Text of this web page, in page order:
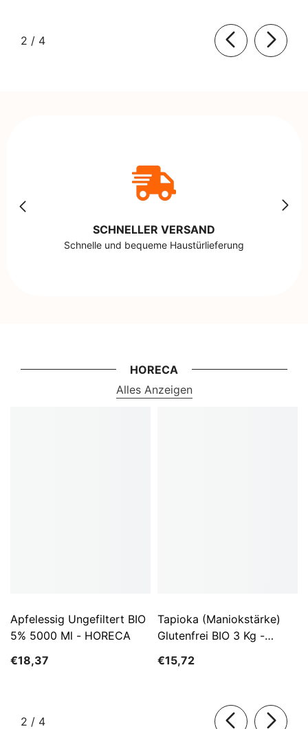
2 / von
4
SCHNELLER VERSAND
Schnelle und bequeme Haustürlieferung
HORECA
Alles Anzeigen
Apfelessig Ungefiltert BIO
5% 5000 Ml - HORECA
€18,37
Tapioka (Maniokstärke)
Glutenfrei BIO 3 Kg -
€15,72
2 / von
4